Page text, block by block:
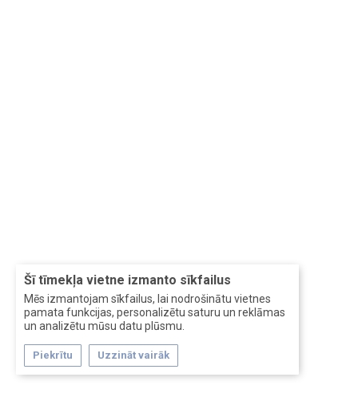
Šī tīmekļa vietne izmanto sīkfailus
Mēs izmantojam sīkfailus, lai nodrošinātu vietnes
pamata funkcijas, personalizētu saturu un reklāmas
un analizētu mūsu datu plūsmu.
Piekrītu Uzzināt vairāk